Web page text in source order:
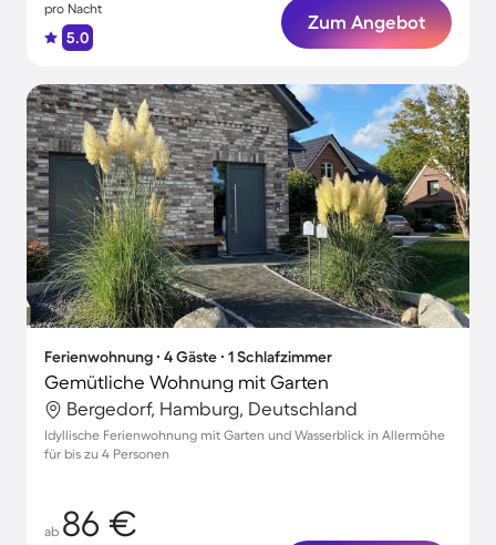
pro Nacht
5.0
Zum Angebot
Ferienwohnung ∙ 4 Gäste ∙ 1 Schlafzimmer
Gemütliche Wohnung mit Garten
Bergedorf, Hamburg, Deutschland
Idyllische Ferienwohnung mit Garten und Wasserblick in Allermöhe
für bis zu 4 Personen
ab 86 €